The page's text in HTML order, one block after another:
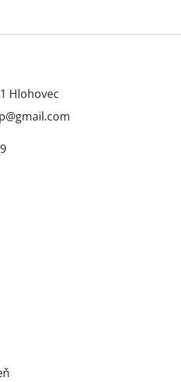
Hlohovec
@gmail.com